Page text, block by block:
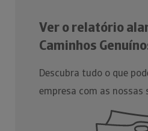
Ver o relatório
Caminhos
Descubra tudo o que
empresa com as nossas